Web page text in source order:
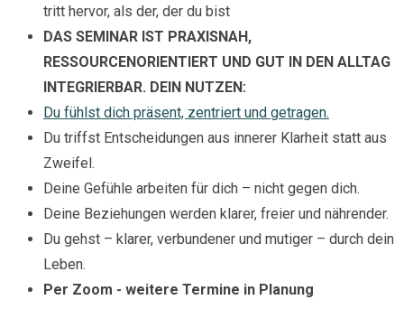
tritt hervor, als der, der du bist
DAS SEMINAR IST PRAXISNAH,
RESSOURCENORIENTIERT UND GUT IN DEN ALLTAG
INTEGRIERBAR. DEIN NUTZEN:
Du fühlst dich präsent, zentriert und getragen.
Du triffst Entscheidungen aus innerer Klarheit statt aus
Zweifel.
Deine Gefühle arbeiten für dich – nicht gegen dich.
Deine Beziehungen werden klarer, freier und nährender.
Du gehst – klarer, verbundener und mutiger – durch dein
Leben.
Per Zoom - weitere Termine in Planung